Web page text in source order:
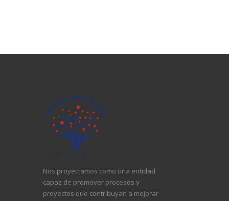
Nos proyectamos como una entidad
capaz de promover procesos y
proyectos que contribuyan a mejorar